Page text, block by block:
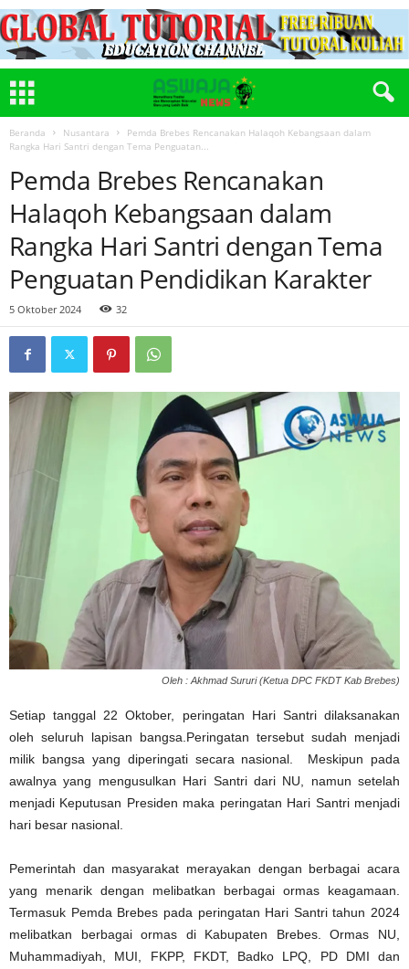
Beranda Nusantara
Pemda Brebes Rencanakan Halaqoh Kebangsaan dalam
Rangka Hari Santri dengan Tema Penguatan...
Pemda Brebes Rencanakan
Halaqoh Kebangsaan dalam
Rangka Hari Santri dengan Tema
Penguatan Pendidikan Karakter
5 Oktober 2024 32
Oleh : Akhmad Sururi (Ketua DPC FKDT Kab Brebes)
Setiap tanggal 22 Oktober, peringatan Hari Santri dilaksanakan
oleh seluruh lapisan bangsa.Peringatan tersebut sudah menjadi
milik bangsa yang diperingati secara nasional. Meskipun pada
awalnya yang mengusulkan Hari Santri dari NU, namun setelah
menjadi Keputusan Presiden maka peringatan Hari Santri menjadi
hari besar nasional.
Pemerintah dan masyarakat merayakan dengan berbagai acara
yang menarik dengan melibatkan berbagai ormas keagamaan.
Termasuk Pemda Brebes pada peringatan Hari Santri tahun 2024
melibatkan berbagai ormas di Kabupaten Brebes. Ormas NU,
Muhammadiyah, MUI, FKPP, FKDT, Badko LPQ, PD DMI dan